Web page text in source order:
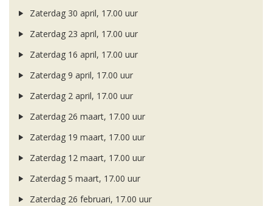
Zaterdag 30 april, 17.00 uur
Zaterdag 23 april, 17.00 uur
Zaterdag 16 april, 17.00 uur
Zaterdag 9 april, 17.00 uur
Zaterdag 2 april, 17.00 uur
Zaterdag 26 maart, 17.00 uur
Zaterdag 19 maart, 17.00 uur
Zaterdag 12 maart, 17.00 uur
Zaterdag 5 maart, 17.00 uur
Zaterdag 26 februari, 17.00 uur